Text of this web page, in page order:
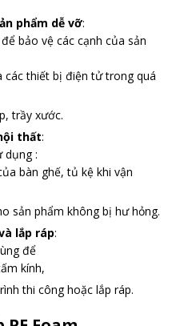
phẩm dễ vỡ:
bảo vệ các cạnh của sản
các thiết bị điện tử trong quá
trầy xước.
thất:
dụng :
bàn ghế, tủ kệ khi vận
sản phẩm không bị hư hỏng.
lắp ráp:
để
kính,
thi công hoặc lắp ráp.